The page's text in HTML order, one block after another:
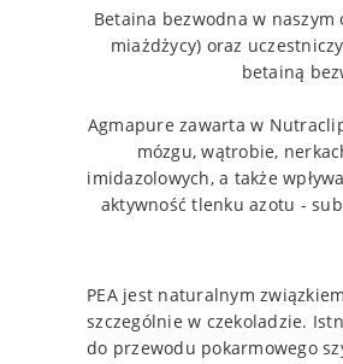
Betaina bezwodna w
miażdżycy) oraz
betainą
Agmapure zawarta w
mózgu, wątrobie,
imidazolowych, a także
aktywność tlenku azotu -
PEA jest naturalnym
szczególnie w czekoladzie.
do przewodu pokarmowego